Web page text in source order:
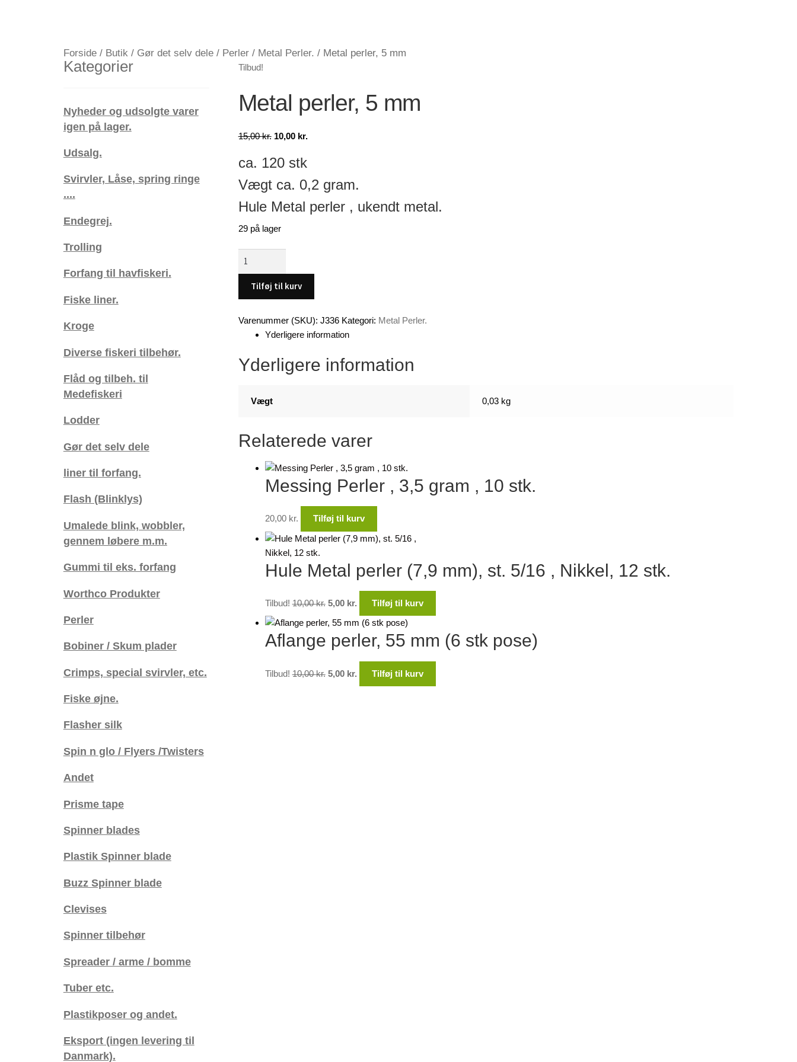
Forside/ Butik / Gør det selv dele/ Perler/ Metal Perler. / Metal perler, 5 mm
Tilbud!
Metal perler, 5 mm
15,00kr. Den
pris
15,00 kr..
10,00 kr.
pris
er:
10,00 kr..
ca. 120 stk
Vægt ca. 0,2 gram.
Hule Metal perler , ukendt metal.
29 på lager
mm
Tilføj til kurv
Varenummer (SKU): J336 Kategori: Metal Perler.
Yderligere information
Yderligere information
Vægt 0,03 kg
Relaterede varer
Messing Perler , 3,5 gram , 10 stk.
20,00 kr. Tilføj til kurv
Hule Metal perler (7,9 mm), st. 5/16 , Nikkel, 12 stk.
Tilbud! 10,00kr.
pris
var:
5,00 kr.
pris
er:
Tilføj til kurv
Aflange perler, 55 mm (6 stk pose)
Tilbud! 10,00kr. 5,00 kr. Tilføj til kurv
Kategorier
Nyheder og udsolgte varer
igen på lager.
Udsalg.
Svirvler, Låse, spring ringe
....
Endegrej.
Trolling
Forfang til havfiskeri.
Fiske liner.
Kroge
Diverse fiskeri tilbehør.
Flåd og tilbeh. til
Medefiskeri
Lodder
Gør det selv dele
liner til forfang.
Flash (Blinklys)
Umalede blink, wobbler,
gennem løbere m.m.
Gummi til eks. forfang
Worthco Produkter
Perler
Bobiner / Skum plader
Crimps, special svirvler, etc.
Fiske øjne.
Flasher silk
Spin n glo / Flyers /Twisters
Andet
Prisme tape
Spinner blades
Plastik Spinner blade
Buzz Spinner blade
Clevises
Spinner tilbehør
Spreader / arme / bomme
Tuber etc.
Plastikposer og andet.
Eksport (ingen levering til
Danmark).